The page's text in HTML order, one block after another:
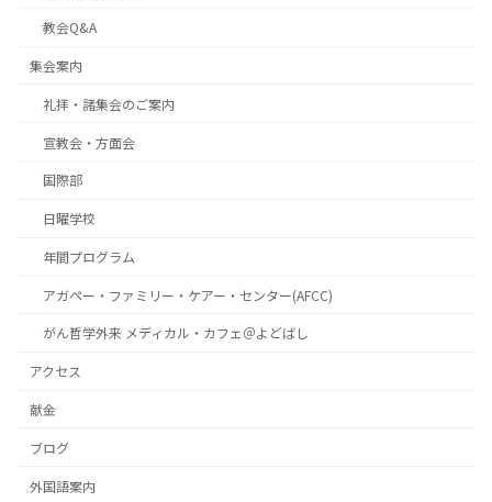
教会Q&A
集会案内
礼拝・諸集会のご案内
宣教会・方面会
国際部
日曜学校
年間プログラム
アガペー・ファミリー・ケアー・センター(AFCC)
がん哲学外来 メディカル・カフェ＠よどばし
アクセス
献金
ブログ
外国語案内